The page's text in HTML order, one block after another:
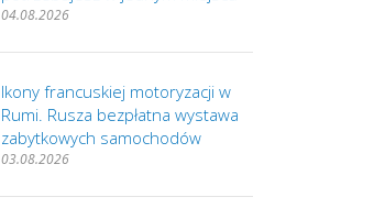
04.08.2026
Ikony francuskiej motoryzacji w
Rumi. Rusza bezpłatna wystawa
zabytkowych samochodów
03.08.2026